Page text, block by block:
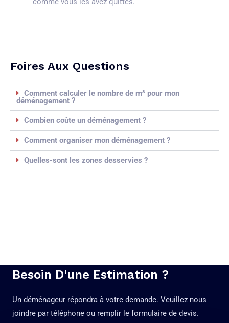
Foires Aux Questions
Comment calculer le nombre de m³ pour mon
déménagement ?
Combien coûte un déménagement ?
Comment organiser mon déménagement ?
Quelles-sont les zones desservies ?
Besoin D'une Estimation ?
Un déménageur répondra à votre demande. Veuillez nous
joindre par téléphone ou remplir le formulaire de devis.